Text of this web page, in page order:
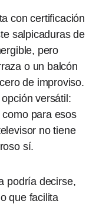
con certificación
salpicaduras de
pero
o un balcón
de improviso.
versátil:
para esos
no tiene
sí.
podría decirse,
que facilita